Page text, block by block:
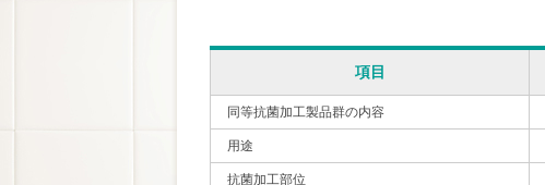
項目
同等抗菌加工製品群の内容
用途
抗菌加工部位